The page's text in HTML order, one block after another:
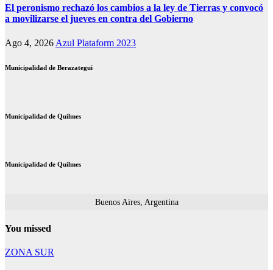
El peronismo rechazó los cambios a la ley de Tierras y convocó
a movilizarse el jueves en contra del Gobierno
Ago 4, 2026 Azul Plataform 2023
Municipalidad de Berazategui
Municipalidad de Quilmes
Municipalidad de Quilmes
Buenos Aires, Argentina
You missed
ZONA SUR